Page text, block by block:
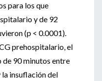
para los que
y de 92
(p < 0.0001).
prehospitalario, el
90 minutos entre
insuflación del